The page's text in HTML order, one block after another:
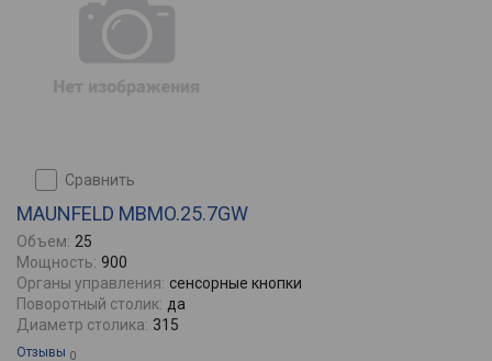
сравнить
MAUNFELD MBMO.25.7GW
Объем: 25
Мощность: 900
Органы управления: сенсорные кнопки
Поворотный столик: да
Диаметр столика: 315
Отзывы 0